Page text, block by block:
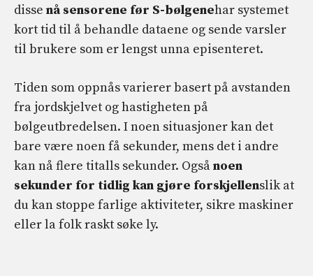
disse nå sensorene før S-bølgenehar systemet
kort tid til å behandle dataene og sende varsler
til brukere som er lengst unna episenteret.
Tiden som oppnås varierer basert på avstanden
fra jordskjelvet og hastigheten på
bølgeutbredelsen. I noen situasjoner kan det
bare være noen få sekunder, mens det i andre
kan nå flere titalls sekunder. Ogsånoen
sekunder for tidlig kan gjøre forskjellenslik at
du kan stoppe farlige aktiviteter, sikre maskiner
eller la folk raskt søke ly.